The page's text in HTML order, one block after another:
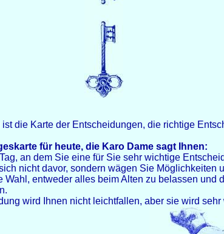
ist die Karte der Entscheidungen, die richtige
für heute, die Karo Dame sagt Ihnen:
an dem Sie eine für Sie sehr wichtige
nicht davor, sondern wägen Sie Möglichkeiten
Wahl, entweder alles beim Alten zu belassen
wird Ihnen nicht leichtfallen, aber sie wird